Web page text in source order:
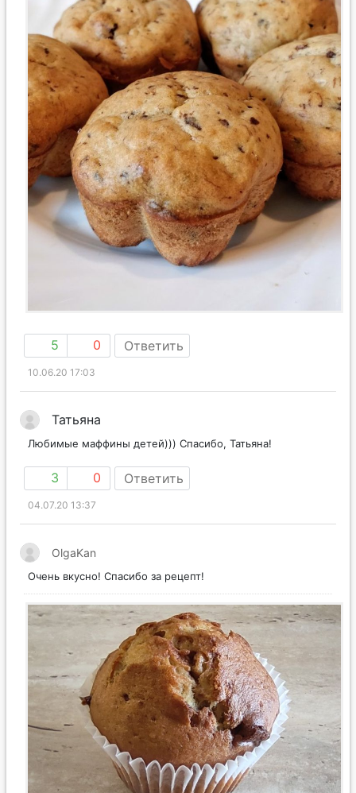
5 0 Ответить
10.06.20 17:03
Татьяна
Любимые маффины детей))) Спасибо, Татьяна!
3 0 Ответить
04.07.20 13:37
OlgaKan
Очень вкусно! Спасибо за рецепт!